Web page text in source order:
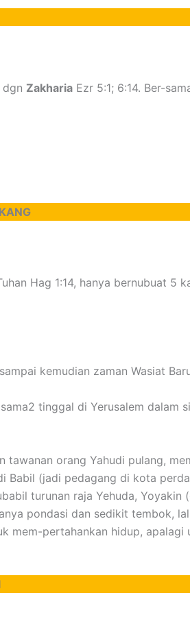
dgn Zakharia Ezr 5:1; 6:14. Ber-
Hag 1:14, hanya bernubuat 5
kemudian zaman Wasiat
tinggal di Yerusalem dalam
orang Yahudi pulang,
Babil (jadi pedagang di kota
turunan raja Yehuda, Yoyakin
pondasi dan sedikit tembok,
mem-pertahankan hidup, apalagi